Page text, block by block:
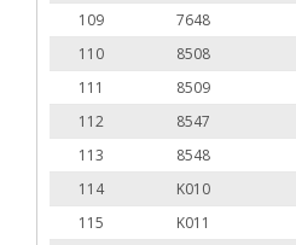
109
7648
110
8508
111
8509
112
8547
113
8548
114
K010
115
K011